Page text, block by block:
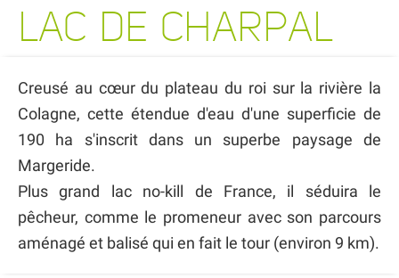
LAC DE CHARPAL
Creusé au cœur du plateau du roi sur la rivière la
Colagne, cette étendue d'eau d'une superficie de
190 ha s'inscrit dans un superbe paysage de
Margeride.
Plus grand lac no-kill de France, il séduira le
pêcheur, comme le promeneur avec son parcours
aménagé et balisé qui en fait le tour (environ 9 km).